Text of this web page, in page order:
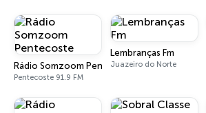
Rádio Somzoom Pentecoste
Pentecoste 91.9 FM
Lembranças Fm
Juazeiro do Norte